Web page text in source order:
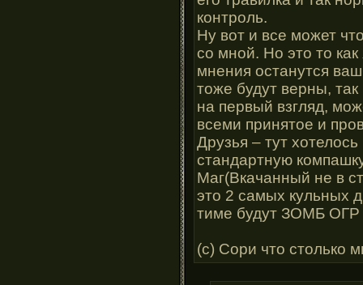
контроль.
Ну вот и все может
со мной. Но это то
мнения останутся
тоже будут верны,
на первый взгляд,
всеми принятое и
Друзья – тут
стандартную
Маг(Вкачанный не в
это 2 самых кульных
тиме будут ЗОМБ ОГР
(с) Сори что столько